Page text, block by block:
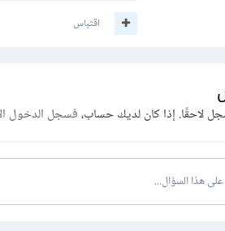
اقتباس
لاحقًا. إذا كان لديك حساب،فسجل الدخول
هذا السؤال...